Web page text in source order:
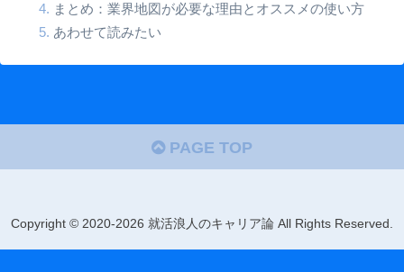
まとめ：業界地図が必要な理由とオススメの使い方
あわせて読みたい
PAGE TOP
Copyright © 2020-2026 就活浪人のキャリア論 All Rights Reserved.